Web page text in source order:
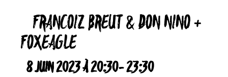
FRANCOIZ BREUT & DON NINO +
FOXEAGLE
8 JUIN 2023 À 20:30-23:30